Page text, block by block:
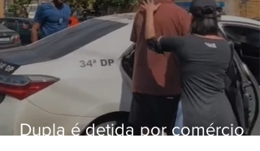
Dupla é detida por comércio